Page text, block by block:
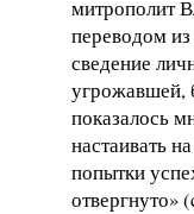
митрополит
переводом
сведение
угрожавшей,
показалось
настаивать
попытки
отвергнуто»